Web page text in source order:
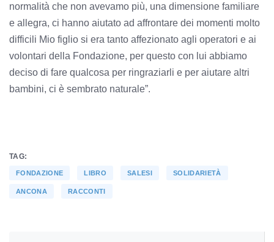
normalità che non avevamo più, una dimensione familiare
e allegra, ci hanno aiutato ad affrontare dei momenti molto
difficili Mio figlio si era tanto affezionato agli operatori e ai
volontari della Fondazione, per questo con lui abbiamo
deciso di fare qualcosa per ringraziarli e per aiutare altri
bambini, ci è sembrato naturale”.
TAG:
FONDAZIONE LIBRO SALESI SOLIDARIETÀ
ANCONA RACCONTI